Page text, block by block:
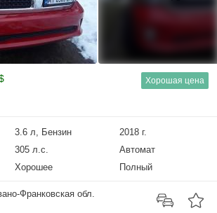
Хорошая цена
3.6 л, Бензин
2018 г.
305 л.с.
Автомат
Хорошее Полный
Франковская обл.